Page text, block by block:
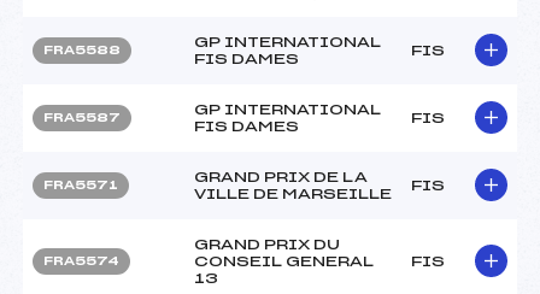
FRA5588
GP INTERNATIONAL
FIS DAMES
FIS
FRA5587
GP INTERNATIONAL
FIS DAMES
FIS
FRA5571
GRAND PRIX DE LA
VILLE DE MARSEILLE
FIS
FRA5574
GRAND PRIX DU
CONSEIL GENERAL
13
FIS